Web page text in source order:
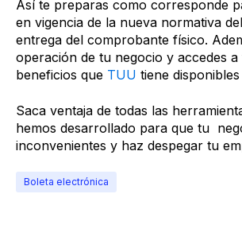
Así te preparas como corresponde
en vigencia de la nueva normativa
entrega del comprobante físico.
operación de tu negocio y accedes a
beneficios que TUU tiene
Saca ventaja de todas las
hemos desarrollado para que tu
inconvenientes y haz despegar tu
Boleta electrónica